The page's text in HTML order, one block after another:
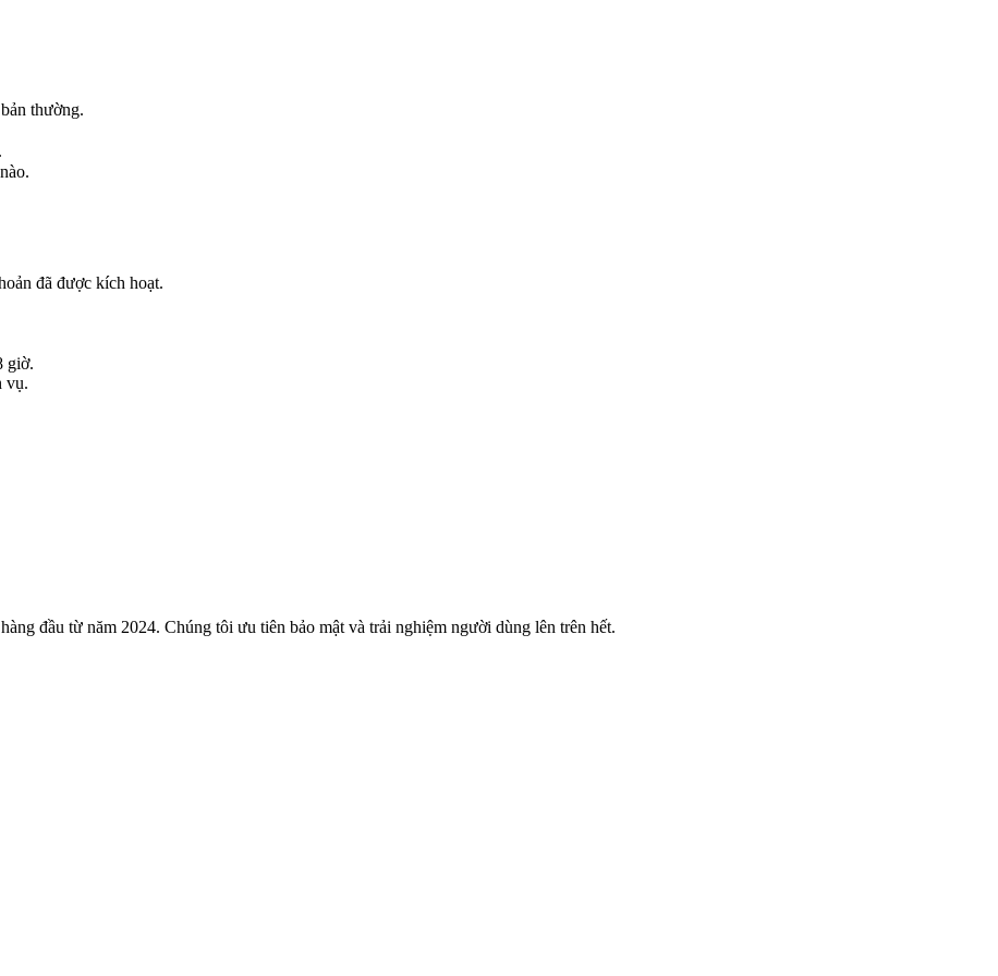
thường.
đã được kích hoạt.
giờ.
vụ.
đầu từ năm 2024. Chúng tôi ưu tiên bảo mật và trải nghiệm người dùng lên trên hết.